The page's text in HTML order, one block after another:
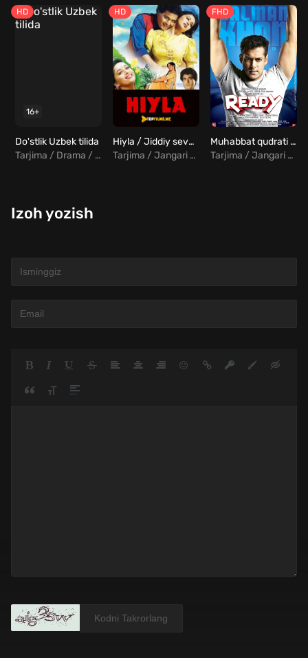
HD
16+
Do'stlik Uzbek tilida
Tarjima / Drama / Melodrama / Hind
HD
Hiyla / Jiddiy sevgi Uzbek tilida
Tarjima / Jangari / Drama / Melodrama / Hind
FHD
Muhabbat qudrati / Har doim tayyor! Uzbek tilida
Tarjima / Jangari / Komediya / Melodrama / Hind
Izoh yozish